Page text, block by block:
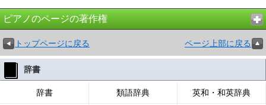
ピアノのページの著作権
トップページに戻る ページ上部に戻る
辞書
辞書 類語辞典 英和・和英辞典